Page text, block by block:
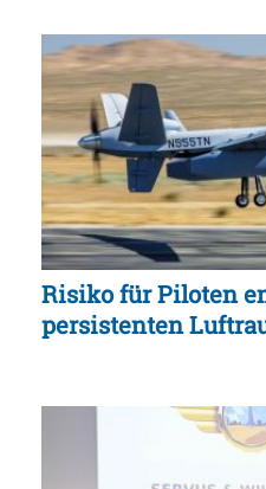
Risiko für Piloten
persistenten